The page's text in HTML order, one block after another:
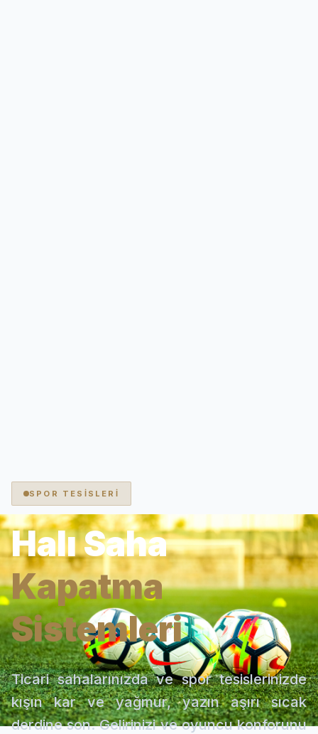
SPOR TESİSLERİ
Halı Saha
Kapatma
Sistemleri
Ticari sahalarınızda ve spor tesislerinizde
kışın kar ve yağmur, yazın aşırı sıcak
derdine son. Gelirinizi ve oyuncu konforunu